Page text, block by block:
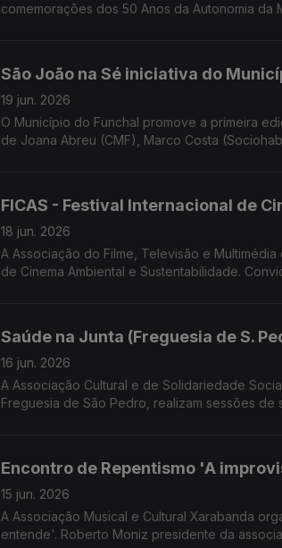
comemorações dos 50 Anos da Autonomia da
São João na Sé iniciativa do
19 jun. 2026
O Município do Funchal promove a primeira
de Joana Abreu (CMF), Marco Costa
FICAS - Festival Internacional de
18 jun. 2026
A Associação do Filme, Televisão e
de Cinema Ambiental e Sustentabilidade. Convidado Rafael Santos co diretor e produtor do FICAS e Diretor Executivo
Saúde na Junta (Freguesia de S.
16 jun. 2026
A Associação Cultural e de Solidariedade Social Raquel Lombardi em parceria com a
Freguesia de São Pedro, realizam sessões
Encontro de Repentismo 'A
15 jun. 2026
A Associação Musical e Cultural Xarabanda
entende'. Roberto Moniz presidente da